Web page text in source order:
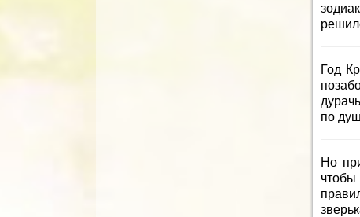
Год
по
Но